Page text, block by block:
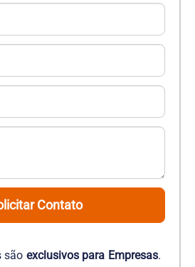
Contato
são exclusivos para Empresas.